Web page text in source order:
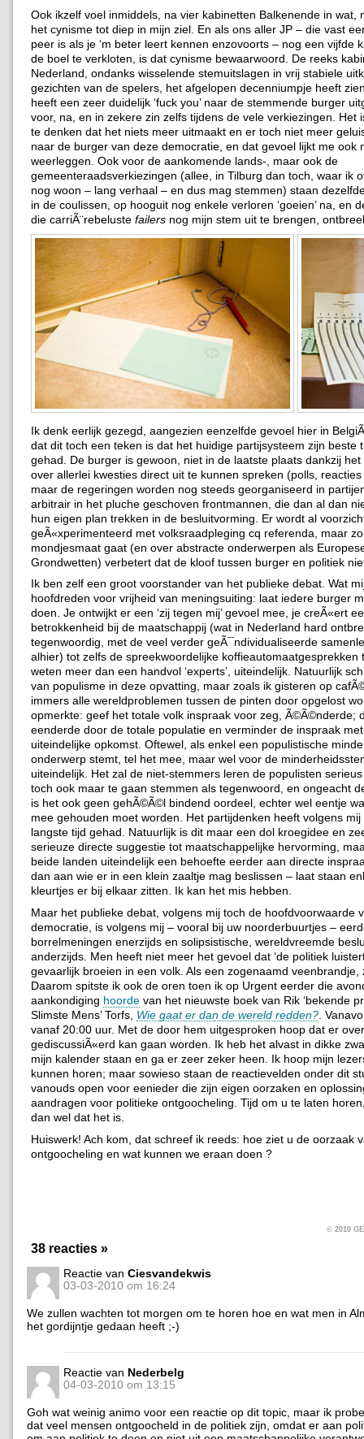
Ook ikzelf voel inmiddels, na vier kabinetten Balkenende in wat,
het cynisme tot diep in mijn ziel. En als ons aller JP – die vast
peer is als je ‘m beter leert kennen enzovoorts – nog een vijfde
de boel te verkloten, is dat cynisme bewaarwoord. De reeks
Nederland, ondanks wisselende stemuitslagen in vrij stabiele
gezichten van de spelers, het afgelopen decenniumpje heeft
heeft een zeer duidelijk ‘fuck you’ naar de stemmende burger
voor, na, en in zekere zin zelfs tijdens de vele verkiezingen. Het
te denken dat het niets meer uitmaakt en er toch niet meer
naar de burger van deze democratie, en dat gevoel lijkt me ook
weerleggen. Ook voor de aankomende lands-, maar ook de
gemeenteraadsverkiezingen (allee, in Tilburg dan toch, waar ik
nog woon – lang verhaal – en dus mag stemmen) staan
in de coulissen, op hooguit nog enkele verloren ‘goeien’ na, en
die carriÃ¨rebeluste failers nog mijn stem uit te brengen,
Ik denk eerlijk gezegd, aangezien eenzelfde gevoel hier in
dat dit toch een teken is dat het huidige partijsysteem zijn beste
gehad. De burger is gewoon, niet in de laatste plaats dankzij
over allerlei kwesties direct uit te kunnen spreken (polls,
maar de regeringen worden nog steeds georganiseerd in
arbitrair in het pluche geschoven frontmannen, die dan al dan
hun eigen plan trekken in de besluitvorming. Er wordt al
geÃ«xperimenteerd met volksraadpleging cq referenda, maar
mondjesmaat gaat (en over abstracte onderwerpen als
Grondwetten) verbetert dat de kloof tussen burger en politiek
Ik ben zelf een groot voorstander van het publieke debat. Wat
hoofdreden voor vrijheid van meningsuiting: laat iedere burger
doen. Je ontwijkt er een ‘zij tegen mij’ gevoel mee, je creÃ«ert
betrokkenheid bij de maatschappij (wat in Nederland hard
tegenwoordig, met de veel verder geÃ¯ndividualiseerde
alhier) tot zelfs de spreekwoordelijke koffieautomaatgesprekken
weten meer dan een handvol ‘experts’, uiteindelijk. Natuurlijk
van populisme in deze opvatting, maar zoals ik gisteren op
immers alle wereldproblemen tussen de pinten door opgelost
opmerkte: geef het totale volk inspraak voor zeg, Ã©Ã©nderde;
eenderde door de totale populatie en verminder de inspraak
uiteindelijke opkomst. Oftewel, als enkel een populistische
onderwerp stemt, tel het mee, maar wel voor de
uiteindelijk. Het zal de niet-stemmers leren de populisten
toch ook maar te gaan stemmen als tegenwoord, en ongeacht
is het ook geen gehÃ©Ã©l bindend oordeel, echter wel eentje
mee gehouden moet worden. Het partijdenken heeft volgens mij
langste tijd gehad. Natuurlijk is dit maar een dol kroegidee en
serieuze directe suggestie tot maatschappelijke hervorming,
beide landen uiteindelijk een behoefte eerder aan directe
dan aan wie er in een klein zaaltje mag beslissen – laat staan
kleurtjes er bij elkaar zitten. Ik kan het mis hebben.
Maar het publieke debat, volgens mij toch de hoofdvoorwaarde
democratie, is volgens mij – vooral bij uw noorderbuurtjes –
borrelmeningen enerzijds en solipsistische, wereldvreemde
anderzijds. Men heeft niet meer het gevoel dat ‘de politiek
gevaarlijk broeien in een volk. Als een zogenaamd veenbrandje,
Daarom spitste ik ook de oren toen ik op Urgent eerder die
aankondiging hoorde van het nieuwste boek van Rik ‘bekende
Slimste Mens’ Torfs, Wie gaat er dan de wereld redden?.
vanaf 20:00 uur. Met de door hem uitgesproken hoop dat er
gediscussiÃ«erd kan gaan worden. Ik heb het alvast in dikke
mijn kalender staan en ga er zeer zeker heen. Ik hoop mijn
kunnen horen; maar sowieso staan de reactievelden onder dit
vanouds open voor eenieder die zijn eigen oorzaken en
aandragen voor politieke ontgoocheling. Tijd om u te laten
dan wel dat het is.
Huiswerk! Ach kom, dat schreef ik reeds: hoe ziet u de oorzaak
ontgoocheling en wat kunnen we eraan doen ?
© 2010
38 reacties »
Reactie van Ciesvandekwis
03-03-2010 om 16:24
We zullen wachten tot morgen om te horen hoe en wat men in
het gordijntje gedaan heeft ;-)
Reactie van Nederbelg
04-03-2010 om 13:15
Goh wat weinig animo voor een reactie op dit topic, maar ik
dat veel mensen ontgoocheld in de politiek zijn, omdat er aan